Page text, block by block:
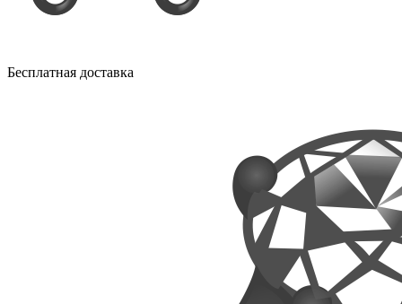
Бесплатная доставка